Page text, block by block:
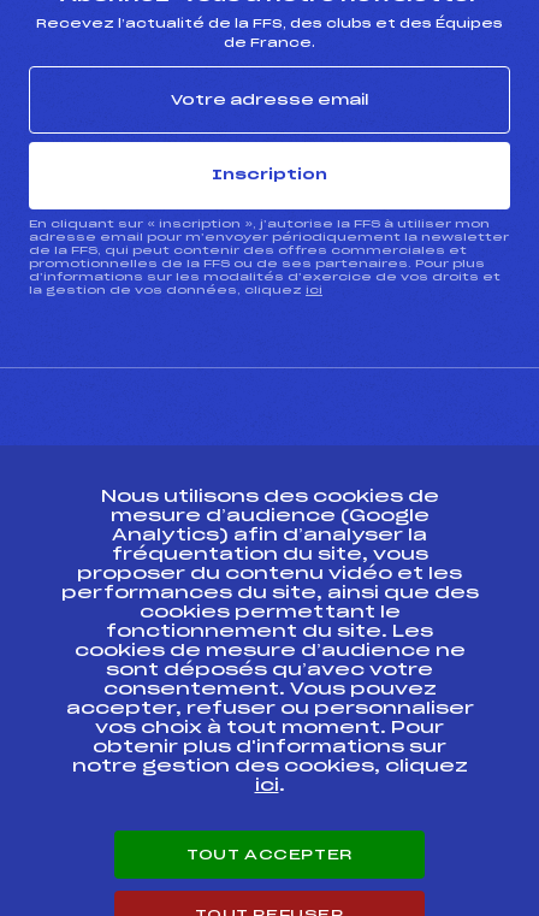
Recevez l’actualité de la FFS, des clubs et des Équipes
de France.
Inscription
En cliquant sur « inscription », j’autorise la FFS à utiliser mon
adresse email pour m’envoyer périodiquement la newsletter
de la FFS, qui peut contenir des offres commerciales et
promotionnelles de la FFS ou de ses partenaires. Pour plus
d’informations sur les modalités d’exercice de vos droits et
la gestion de vos données, cliquez ici
Ressources
Pass’Neige
Projet sportif fédéral
Projet de performance fédéral
Antidopage
Pôle Développement, Formation, Suivi
Scientifique
Listes ministérielles
Pôle vie de l’athlète
Enseignement professionnel
Carrières
Nous utilisons des cookies de
mesure d’audience (Google
Analytics) afin d’analyser la
fréquentation du site, vous
proposer du contenu vidéo et les
performances du site, ainsi que des
cookies permettant le
fonctionnement du site. Les
cookies de mesure d’audience ne
sont déposés qu’avec votre
consentement. Vous pouvez
accepter, refuser ou personnaliser
vos choix à tout moment. Pour
obtenir plus d'informations sur
notre gestion des cookies, cliquez
ici.
TOUT ACCEPTER